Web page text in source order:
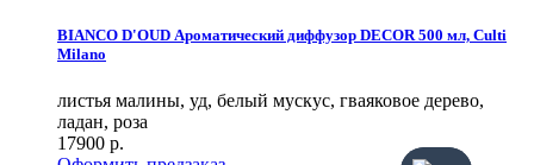
BIANCO D'OUD Ароматический диффузор DECOR 500 мл, Culti
Milano
листья малины, уд, белый мускус, гваяковое дерево,
ладан, роза
17900 р.